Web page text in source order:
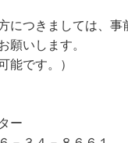
につきましては、事
願いします。
能です。）
ー